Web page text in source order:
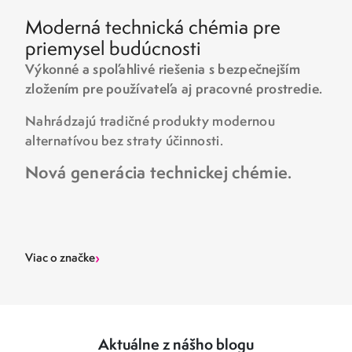
Moderná technická chémia pre
priemysel budúcnosti
Výkonné a spoľahlivé riešenia s bezpečnejším
zložením pre používateľa aj pracovné prostredie.
Nahrádzajú tradičné produkty modernou
alternatívou bez straty účinnosti.
Nová generácia technickej chémie.
Viac o značke›
Aktuálne z nášho blogu